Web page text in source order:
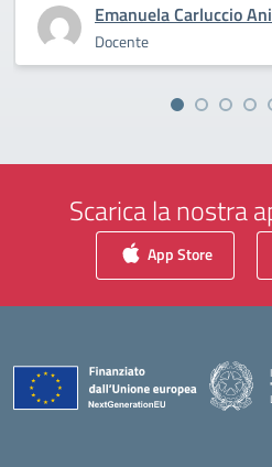
Emanuela Carluccio
Docente
Scarica la nostra
App Store